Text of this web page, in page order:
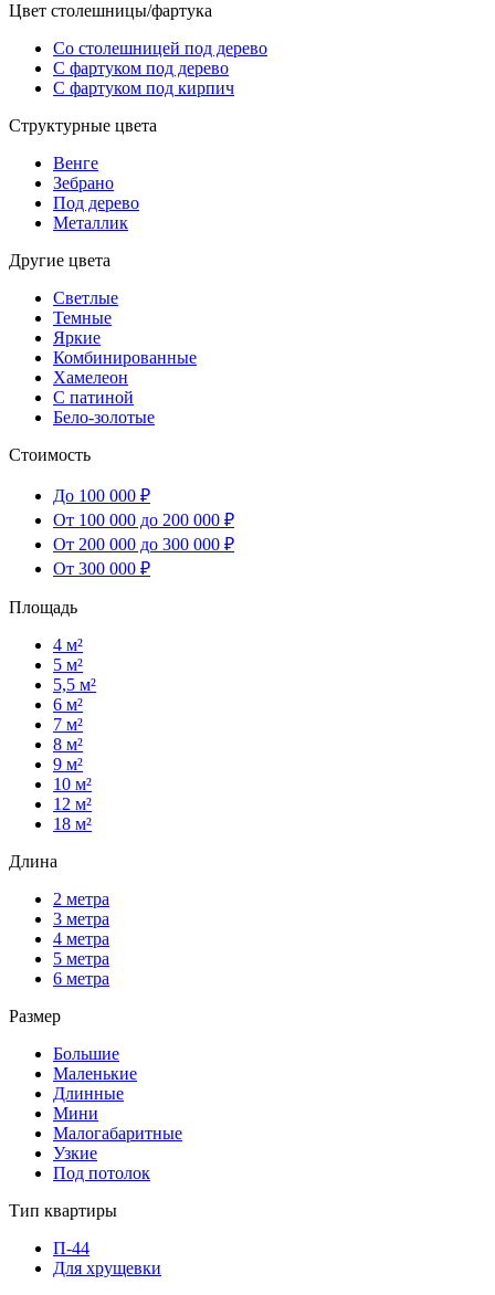
Цвет столешницы/фартука
Со столешницей под дерево
С фартуком под дерево
С фартуком под кирпич
Структурные цвета
Венге
Зебрано
Под дерево
Металлик
Другие цвета
Светлые
Темные
Яркие
Комбинированные
Хамелеон
С патиной
Бело-золотые
Стоимость
До 100 000 ₽
От 100 000 до 200 000 ₽
От 200 000 до 300 000 ₽
От 300 000 ₽
Площадь
4 м²
5 м²
5,5 м²
6 м²
7 м²
8 м²
9 м²
10 м²
12 м²
18 м²
Длина
2 метра
3 метра
4 метра
5 метра
6 метра
Размер
Большие
Маленькие
Длинные
Мини
Малогабаритные
Узкие
Под потолок
Тип квартиры
П-44
Для хрущевки